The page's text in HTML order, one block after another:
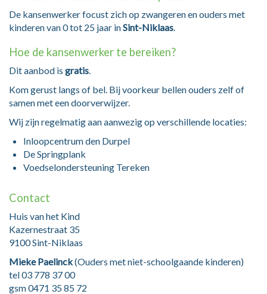
De kansenwerker focust zich op zwangeren en ouders met
kinderen van 0 tot 25 jaar inSint-Niklaas.
Hoe de kansenwerker te bereiken?
Dit aanbod is gratis.
Kom gerust langs of bel. Bij voorkeur bellen ouders zelf of
samen met een doorverwijzer.
Wij zijn regelmatig aan aanwezig op verschillende locaties:
Inloopcentrum den Durpel
De Springplank
Voedselondersteuning Tereken
Contact
Huis van het Kind
Kazernestraat 35
9100 Sint-Niklaas
Mieke Paelinck(Ouders met niet-schoolgaande kinderen)
tel 03 778 37 00
gsm 0471 35 85 72